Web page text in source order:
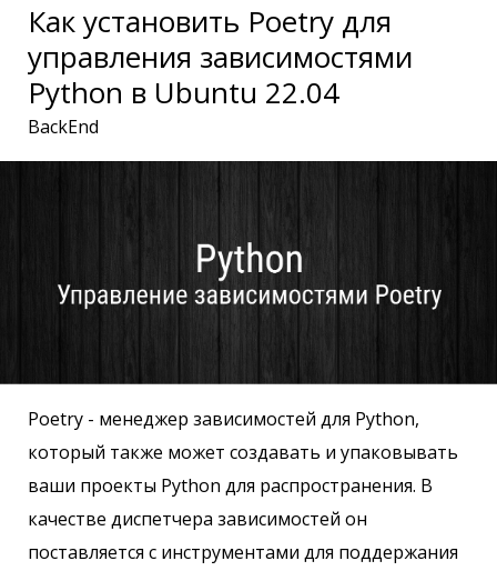
Как установить Poetry для
управления зависимостями
Python в Ubuntu 22.04
BackEnd
Poetry - менеджер зависимостей для Python,
который также может создавать и упаковывать
ваши проекты Python для распространения. В
качестве диспетчера зависимостей он
поставляется с инструментами для поддержания